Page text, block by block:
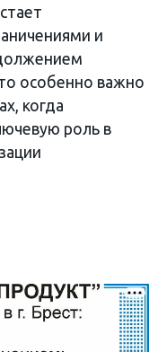
и
особенно важно
когда
роль в